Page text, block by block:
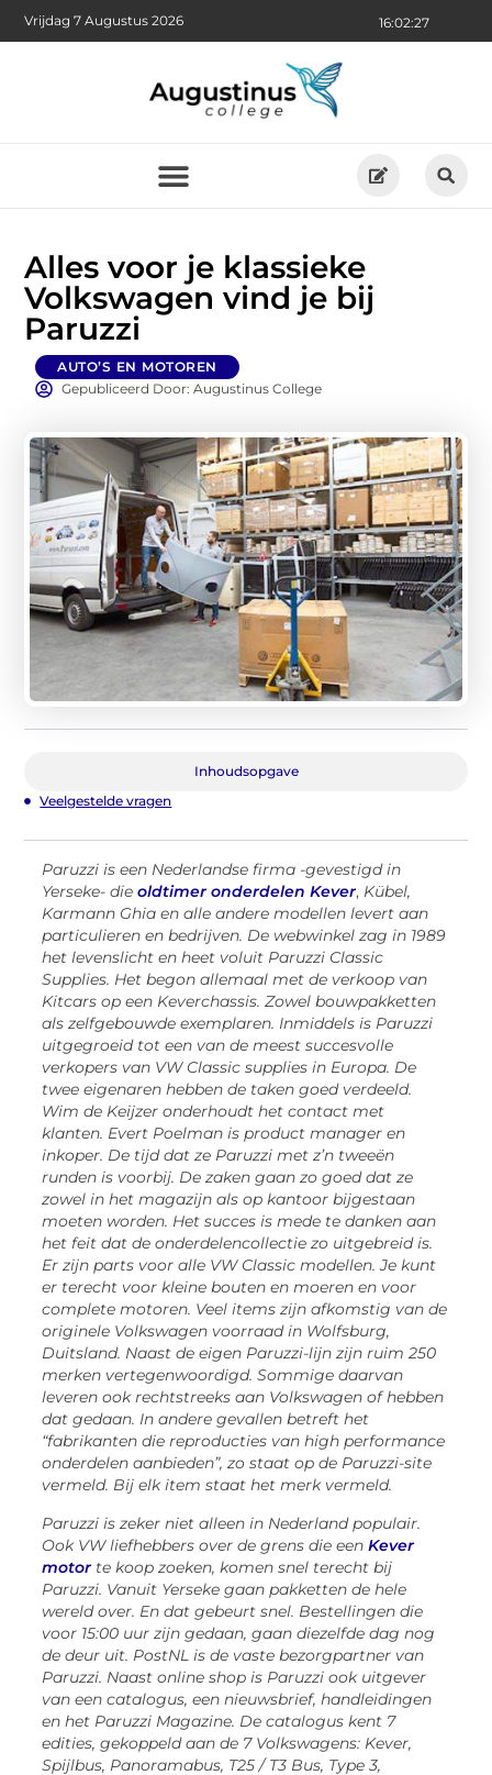
16:02:29
Vrijdag 7 Augustus 2026
Alles voor je klassieke
Volkswagen vind je bij
Paruzzi
AUTO’S EN MOTOREN
Gepubliceerd Door: Augustinus College
Inhoudsopgave
Veelgestelde vragen
Paruzzi is een Nederlandse firma -gevestigd in
Yerseke- dieoldtimer onderdelen Kever, Kübel,
Karmann Ghia en alle andere modellen levert aan
particulieren en bedrijven. De webwinkel zag in 1989
het levenslicht en heet voluit Paruzzi Classic
Supplies. Het begon allemaal met de verkoop van
Kitcars op een Keverchassis. Zowel bouwpakketten
als zelfgebouwde exemplaren. Inmiddels is Paruzzi
uitgegroeid tot een van de meest succesvolle
verkopers van VW Classic supplies in Europa. De
twee eigenaren hebben de taken goed verdeeld.
Wim de Keijzer onderhoudt het contact met
klanten. Evert Poelman is product manager en
inkoper. De tijd dat ze Paruzzi met z’n tweeën
runden is voorbij. De zaken gaan zo goed dat ze
zowel in het magazijn als op kantoor bijgestaan
moeten worden. Het succes is mede te danken aan
het feit dat de onderdelencollectie zo uitgebreid is.
Er zijn parts voor alle VW Classic modellen. Je kunt
er terecht voor kleine bouten en moeren en voor
complete motoren. Veel items zijn afkomstig van de
originele Volkswagen voorraad in Wolfsburg,
Duitsland. Naast de eigen Paruzzi-lijn zijn ruim 250
merken vertegenwoordigd. Sommige daarvan
leveren ook rechtstreeks aan Volkswagen of hebben
dat gedaan. In andere gevallen betreft het
“fabrikanten die reproducties van high performance
onderdelen aanbieden”, zo staat op de Paruzzi-site
vermeld. Bij elk item staat het merk vermeld.
Paruzzi is zeker niet alleen in Nederland populair.
Ook VW liefhebbers over de grens die eenKever
motorte koopzoeken, komen snel terecht bij
Paruzzi. Vanuit Yerseke gaan pakketten de hele
wereld over. En dat gebeurt snel. Bestellingen die
voor 15:00 uur zijn gedaan, gaan diezelfde dag nog
de deur uit. PostNL is de vaste bezorgpartner van
Paruzzi. Naast online shop is Paruzzi ook uitgever
van een catalogus, een nieuwsbrief, handleidingen
en het Paruzzi Magazine. De catalogus kent 7
edities, gekoppeld aan de 7 Volkswagens: Kever,
Spijlbus, Panoramabus, T25 / T3 Bus, Type 3,